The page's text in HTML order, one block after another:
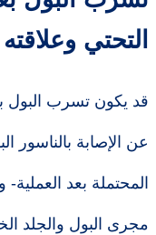
التحتي
قد يكون تسرب البول
عن الإصابة بالناسور
المحتملة بعد
مجرى البول والجلد